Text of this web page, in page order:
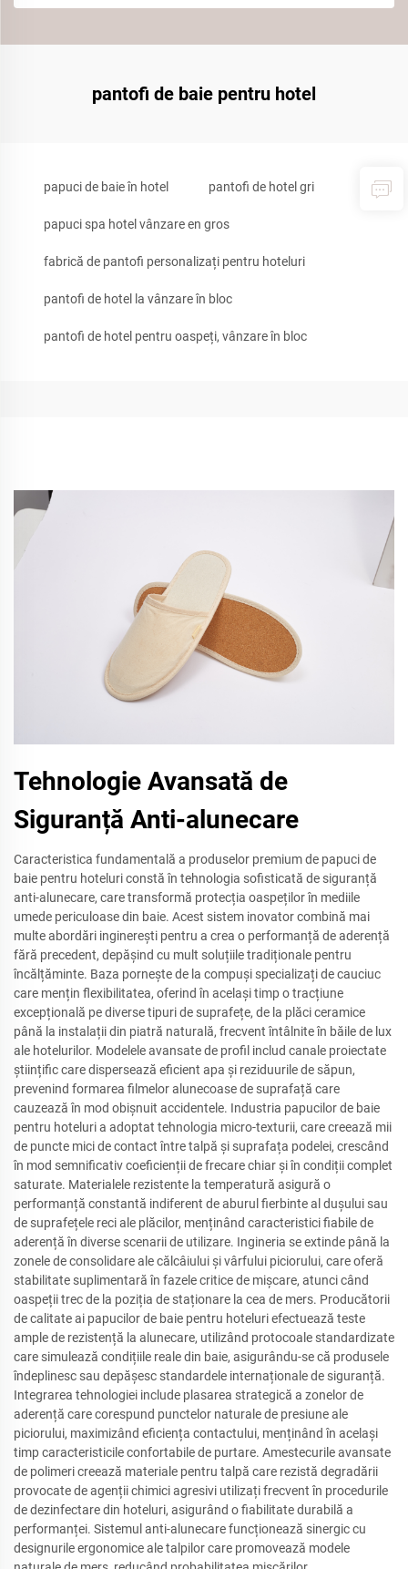
pantofi de baie pentru hotel
papuci de baie în hotel pantofi de hotel gri
papuci spa hotel vânzare en gros
fabrică de pantofi personalizați pentru hoteluri
pantofi de hotel la vânzare în bloc
pantofi de hotel pentru oaspeți, vânzare în bloc
Tehnologie Avansată de
Siguranță Anti-alunecare
Caracteristica fundamentală a produselor premium de papuci de
baie pentru hoteluri constă în tehnologia sofisticată de siguranță
anti-alunecare, care transformă protecția oaspeților în mediile
umede periculoase din baie. Acest sistem inovator combină mai
multe abordări inginerești pentru a crea o performanță de aderență
fără precedent, depășind cu mult soluțiile tradiționale pentru
încălțăminte. Baza pornește de la compuși specializați de cauciuc
care mențin flexibilitatea, oferind în același timp o tracțiune
excepțională pe diverse tipuri de suprafețe, de la plăci ceramice
până la instalații din piatră naturală, frecvent întâlnite în băile de lux
ale hotelurilor. Modelele avansate de profil includ canale proiectate
științific care dispersează eficient apa și reziduurile de săpun,
prevenind formarea filmelor alunecoase de suprafață care
cauzează în mod obișnuit accidentele. Industria papucilor de baie
pentru hoteluri a adoptat tehnologia micro-texturii, care creează mii
de puncte mici de contact între talpă și suprafața podelei, crescând
în mod semnificativ coeficienții de frecare chiar și în condiții complet
saturate. Materialele rezistente la temperatură asigură o
performanță constantă indiferent de aburul fierbinte al dușului sau
de suprafețele reci ale plăcilor, menținând caracteristici fiabile de
aderență în diverse scenarii de utilizare. Ingineria se extinde până la
zonele de consolidare ale călcâiului și vârfului piciorului, care oferă
stabilitate suplimentară în fazele critice de mișcare, atunci când
oaspeții trec de la poziția de staționare la cea de mers. Producătorii
de calitate ai papucilor de baie pentru hoteluri efectuează teste
ample de rezistență la alunecare, utilizând protocoale standardizate
care simulează condițiile reale din baie, asigurându-se că produsele
îndeplinesc sau depășesc standardele internaționale de siguranță.
Integrarea tehnologiei include plasarea strategică a zonelor de
aderență care corespund punctelor naturale de presiune ale
piciorului, maximizând eficiența contactului, menținând în același
timp caracteristicile confortabile de purtare. Amestecurile avansate
de polimeri creează materiale pentru talpă care rezistă degradării
provocate de agenții chimici agresivi utilizați frecvent în procedurile
de dezinfectare din hoteluri, asigurând o fiabilitate durabilă a
performanței. Sistemul anti-alunecare funcționează sinergic cu
designurile ergonomice ale talpilor care promovează modele